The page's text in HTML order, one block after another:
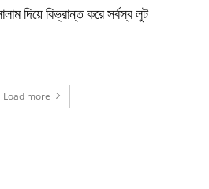
দিয়ে বিভ্রান্ত করে সর্বস্ব লুট
Load more